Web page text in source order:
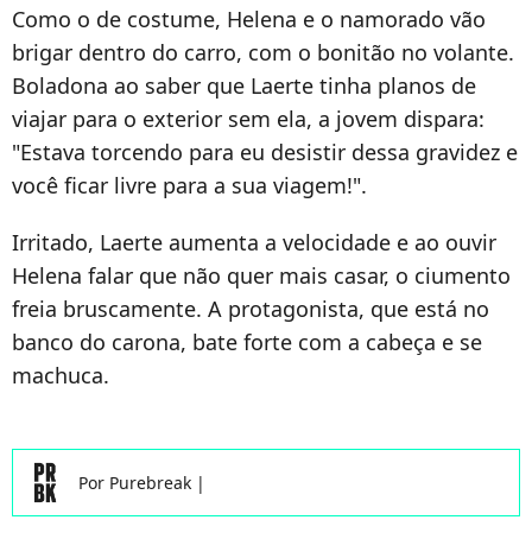
Como o de costume, Helena e o namorado vão
brigar dentro do carro, com o bonitão no volante.
Boladona ao saber que Laerte tinha planos de
viajar para o exterior sem ela, a jovem dispara:
"Estava torcendo para eu desistir dessa gravidez e
você ficar livre para a sua viagem!".
Irritado, Laerte aumenta a velocidade e ao ouvir
Helena falar que não quer mais casar, o ciumento
freia bruscamente. A protagonista, que está no
banco do carona, bate forte com a cabeça e se
machuca.
Por Purebreak |